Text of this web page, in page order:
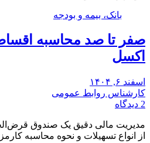
بانک، بیمه و بودجه
صفر تا صد محاسبه
اکسل
اسفند ۶, ۱۴۰۴
کارشناس روابط عمومی
2 دیدگاه
مدیریت مالی دقیق یک صندوق
از انواع تسهیلات و نحوه محاسبه